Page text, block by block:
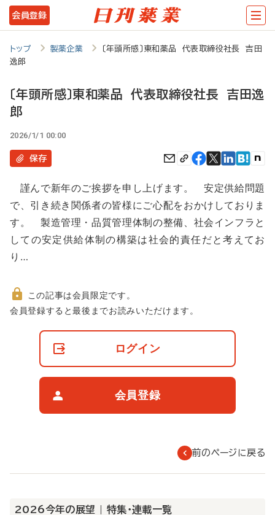
メ
イ
コ
ツ
に
動
会員登録
トップ 製薬企業
〔年頭所感〕東和薬品 代表取締役社長 吉田
逸郎
〔年頭所感〕東和薬品 代表取締役社長 吉田逸
郎
2026/1/1 00:00
保存
謹んで新年のご挨拶を申し上げます。 安定供給問題
で、引き続き関係者の皆様にご心配をおかけしておりま
す。 製造管理・品質管理体制の整備、社会インフラと
しての安定供給体制の構築は社会的責任だと考えてお
り…
非
この記事は会員限定です。
会員登録すると最後までお読みいただけます。
ログイン
会員登録
前のページに戻る
2026今年の展望 | 特集・連載一覧